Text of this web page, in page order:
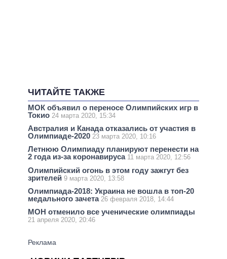
ЧИТАЙТЕ ТАКЖЕ
МОК объявил о переносе Олимпийских игр в
Токио 24 марта 2020, 15:34
Австралия и Канада отказались от участия в
Олимпиаде-2020 23 марта 2020, 10:16
Летнюю Олимпиаду планируют перенести на
2 года из-за коронавируса 11 марта 2020, 12:56
Олимпийский огонь в этом году зажгут без
зрителей 9 марта 2020, 13:58
Олимпиада-2018: Украина не вошла в топ-20
медального зачета 26 февраля 2018, 14:44
МОН отменило все ученические олимпиады
21 апреля 2020, 20:46